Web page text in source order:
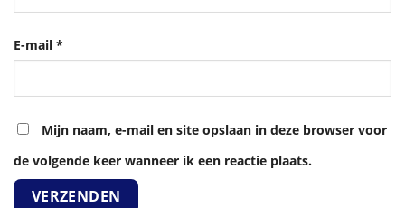
E-mail *
Mijn naam, e-mail en site opslaan in deze browser voor
de volgende keer wanneer ik een reactie plaats.